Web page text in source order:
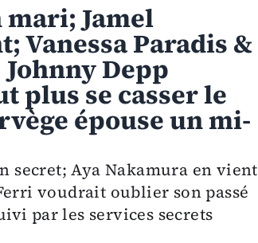
mari; Jamel
Vanessa Paradis &
Depp
plus se casser le
épouse un mi-
secret; Aya Nakamura en vient
voudrait oublier son passé
par les services secrets